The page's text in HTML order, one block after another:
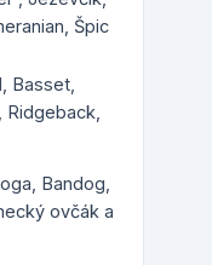
Špic
Basset,
Bandog,
ovčák a